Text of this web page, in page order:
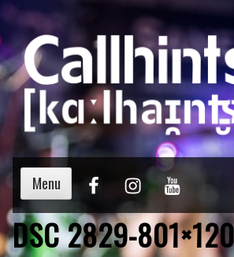
Menu
DSC 2829-